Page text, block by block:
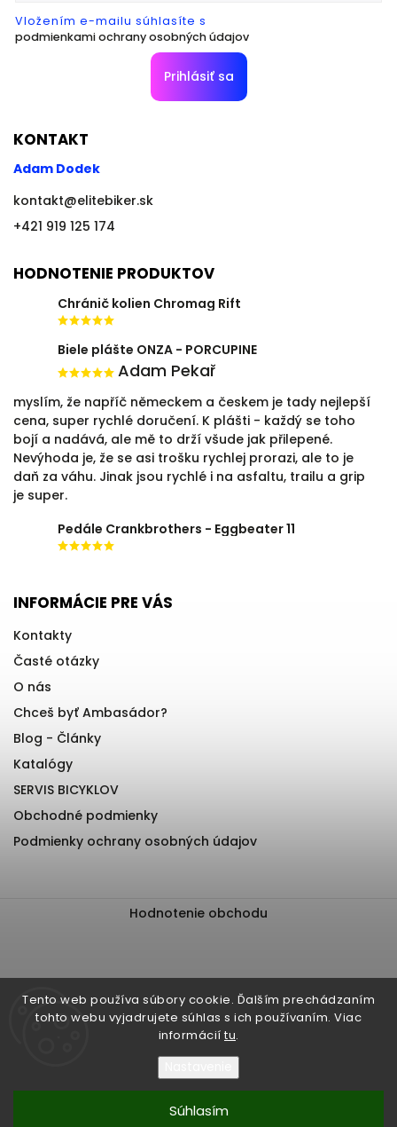
Tento web používa súbory cookie. Ďalším prechádzaním
tohto webu vyjadrujete súhlas s ich používaním. Viac
informácií tu.
Súhlasím
Vložením e-mailu súhlasíte s
podmienkami ochrany osobných údajov
Prihlásiť sa
KONTAKT
Adam Dodek
kontakt@elitebiker.sk
+421 919 125 174
HODNOTENIE PRODUKTOV
Chránič kolien Chromag Rift
Biele plášte ONZA - PORCUPINE
Adam Pekař
myslím, že napříč německem a českem je tady nejlepší
cena, super rychlé doručení. K plášti - každý se toho
bojí a nadává, ale mě to drží všude jak přilepené.
Nevýhoda je, že se asi trošku rychlej prorazi, ale to je
daň za váhu. Jinak jsou rychlé i na asfaltu, trailu a grip
je super.
Pedále Crankbrothers - Eggbeater 11
INFORMÁCIE PRE VÁS
Kontakty
Časté otázky
O nás
Chceš byť Ambasádor?
Blog - Články
Katalógy
SERVIS BICYKLOV
Obchodné podmienky
Podmienky ochrany osobných údajov
Hodnotenie obchodu